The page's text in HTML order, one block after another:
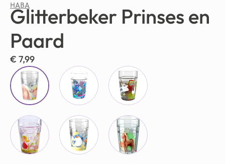
HABA
Glitterbeker Prinses en
Paard
€ 7,99